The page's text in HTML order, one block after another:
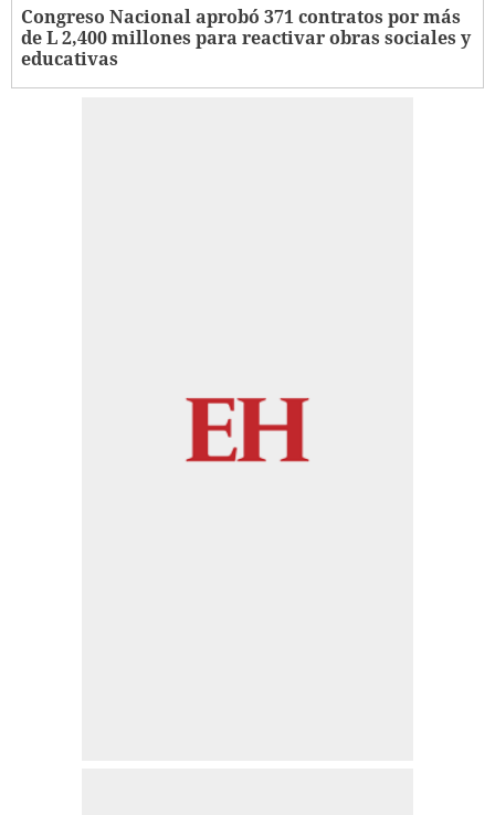
Congreso Nacional aprobó 371 contratos por más
de L 2,400 millones para reactivar obras sociales y
educativas